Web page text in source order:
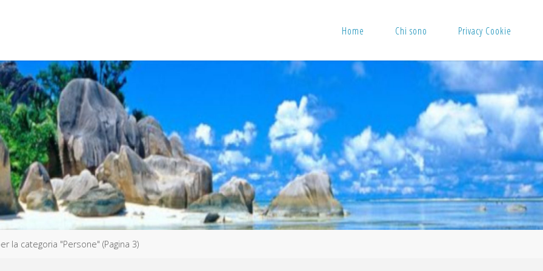
Home Chi sono Privacy Cookie
la categoria "Persone" (Pagina 3)